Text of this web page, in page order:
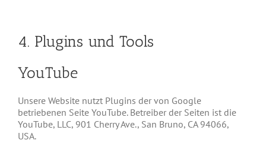
4. Plugins und Tools
YouTube
Unsere Website nutzt Plugins der von Google
betriebenen Seite YouTube. Betreiber der Seiten ist die
YouTube, LLC, 901 Cherry Ave., San Bruno, CA 94066,
USA.